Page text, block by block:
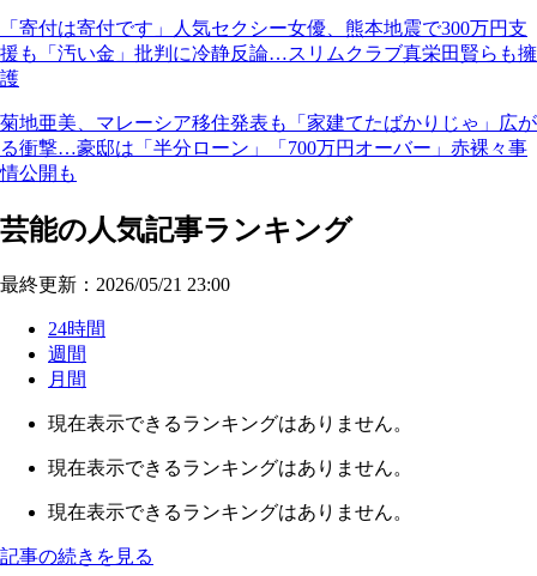
「寄付は寄付です」人気セクシー女優、熊本地震で300万円支
援も「汚い金」批判に冷静反論…スリムクラブ真栄田賢らも擁
護
菊地亜美、マレーシア移住発表も「家建てたばかりじゃ」広が
る衝撃…豪邸は「半分ローン」「700万円オーバー」赤裸々事
情公開も
芸能の人気記事ランキング
最終更新：2026/05/21 23:00
24時間
週間
月間
現在表示できるランキングはありません。
現在表示できるランキングはありません。
現在表示できるランキングはありません。
記事の続きを見る